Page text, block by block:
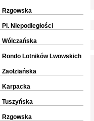
Rzgowska
Pl. Niepodległości
Wólczańska
Rondo Lotników Lwowskich
Zaolziańska
Karpacka
Tuszyńska
Rzgowska